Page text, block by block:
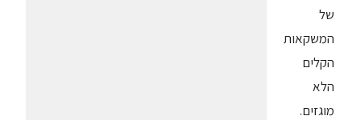
של
המשקאות
הקלים
הלא
מוגזים.